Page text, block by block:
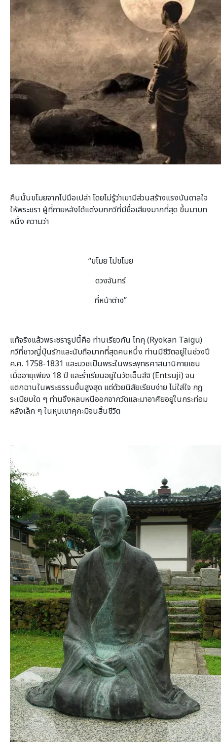
คืนนั้นขโมยจากไปมือเปล่า โดยไม่รู้ว่าเขามีส่วนสร้างแรงบันดาลใจ
ให้พระชรา ผู้ที่ภายหลังได้แต่งบทกวีที่มีชื่อเสียงมากที่สุด ขึ้นมาบท
หนึ่ง ความว่า
“ขโมย ไม่ขโมย
ดวงจันทร์
ที่หน้าต่าง”
แท้จริงแล้วพระชรารูปนี้คือ ท่านเรียวกัน ไทกุ (Ryokan Taigu)
กวีที่ชาวญี่ปุ่นรักและนับถือมากที่สุดคนหนึ่ง ท่านมีชีวิตอยู่ในช่วงปี
ค.ศ. 1758-1831 และบวชเป็นพระในพระพุทธศาสนานิกายเซน
เมื่ออายุเพียง 18 ปี และร่ำเรียนอยู่ในวัดเอ็นสึจิ (Entsuji) จน
แตกฉานในพระธรรมขั้นสูงสุด แต่ด้วยนิสัยเรียบง่าย ไม่ใส่ใจ กฎ
ระเบียบใด ๆ ท่านจึงหลบหนีออกจากวัดและมาอาศัยอยู่ในกระท่อม
หลังเล็ก ๆ ในหุบเขาคุกะมิจนสิ้นชีวิต